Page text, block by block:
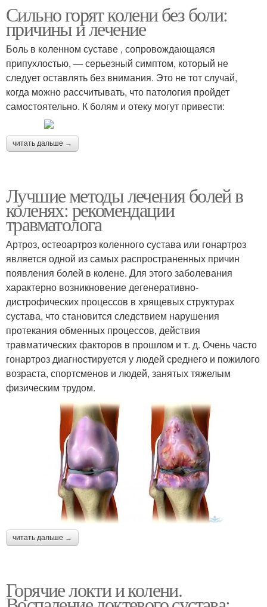
Сильно горят колени без боли:
причины и лечение
Боль в коленном суставе , сопровождающаяся
припухлостью, — серьезный симптом, который не
следует оставлять без внимания. Это не тот случай,
когда можно рассчитывать, что патология пройдет
самостоятельно. К болям и отеку могут привести:
читать дальше →
Лучшие методы лечения болей в
коленях: рекомендации
травматолога
Артроз, остеоартроз коленного сустава или гонартроз
является одной из самых распространенных причин
появления болей в колене. Для этого заболевания
характерно возникновение дегенеративно-
дистрофических процессов в хрящевых структурах
сустава, что становится следствием нарушения
протекания обменных процессов, действия
травматических факторов в прошлом и т. д. Очень часто
гонартроз диагностируется у людей среднего и пожилого
возраста, спортсменов и людей, занятых тяжелым
физическим трудом.
читать дальше →
Горячие локти и колени.